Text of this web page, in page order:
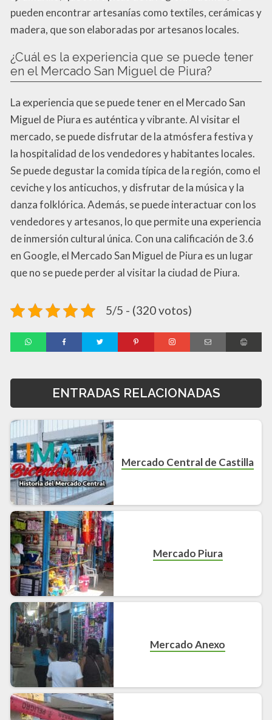
pueden encontrar artesanías como textiles, cerámicas y
madera, que son elaboradas por artesanos locales.
¿Cuál es la experiencia que se puede tener
en el Mercado San Miguel de Piura?
La experiencia que se puede tener en el Mercado San
Miguel de Piura es auténtica y vibrante. Al visitar el
mercado, se puede disfrutar de la atmósfera festiva y
la hospitalidad de los vendedores y habitantes locales.
Se puede degustar la comida típica de la región, como el
ceviche y los anticuchos, y disfrutar de la música y la
danza folklórica. Además, se puede interactuar con los
vendedores y artesanos, lo que permite una experiencia
de inmersión cultural única. Con una calificación de 3.6
en Google, el Mercado San Miguel de Piura es un lugar
que no se puede perder al visitar la ciudad de Piura.
5/5 - (320 votos)
ENTRADAS RELACIONADAS
Mercado Central de Castilla
Mercado Piura
Mercado Anexo